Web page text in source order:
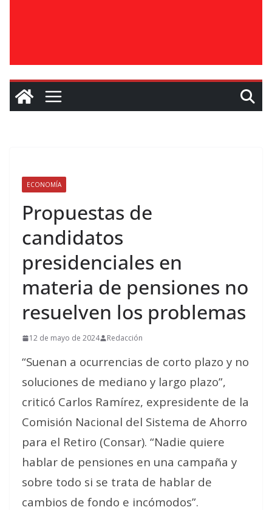
ECONOMÍA
Propuestas de
candidatos
presidenciales en
materia de pensiones no
resuelven los problemas
12 de mayo de 2024 Redacción
“Suenan a ocurrencias de corto plazo y no
soluciones de mediano y largo plazo”,
criticó Carlos Ramírez, expresidente de la
Comisión Nacional del Sistema de Ahorro
para el Retiro (Consar). “Nadie quiere
hablar de pensiones en una campaña y
sobre todo si se trata de hablar de
cambios de fondo e incómodos”.